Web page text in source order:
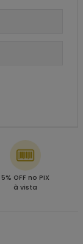
5% OFF no PIX
à vista